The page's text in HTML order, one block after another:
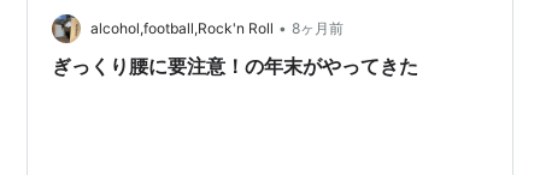
alcohol,football,Rock'n Roll • 8ヶ月前
ぎっくり腰に要注意！の年末がやってきた